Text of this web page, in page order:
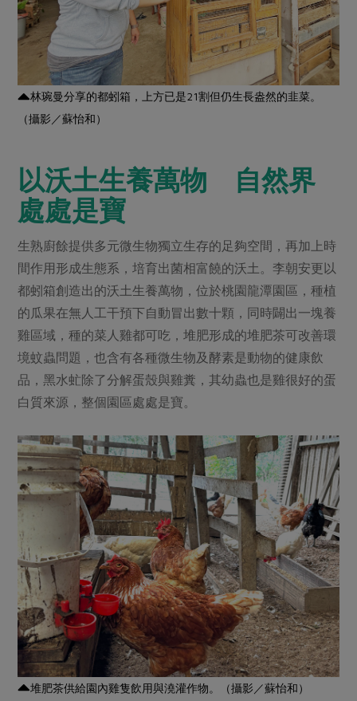
林琬曼分享的都蚓箱，上方已是21割但仍生長盎然的韭菜。
（攝影／蘇怡和）
以沃土生養萬物 自然界
處處是寶
生熟廚餘提供多元微生物獨立生存的足夠空間，再加上時
間作用形成生態系，培育出菌相富饒的沃土。李朝安更以
都蚓箱創造出的沃土生養萬物，位於桃園龍潭園區，種植
的瓜果在無人工干預下自動冒出數十顆，同時闢出一塊養
雞區域，種的菜人雞都可吃，堆肥形成的堆肥茶可改善環
境蚊蟲問題，也含有各種微生物及酵素是動物的健康飲
品，黑水虻除了分解蛋殼與雞糞，其幼蟲也是雞很好的蛋
白質來源，整個園區處處是寶。
堆肥茶供給園內雞隻飲用與澆灌作物。（攝影／蘇怡和）